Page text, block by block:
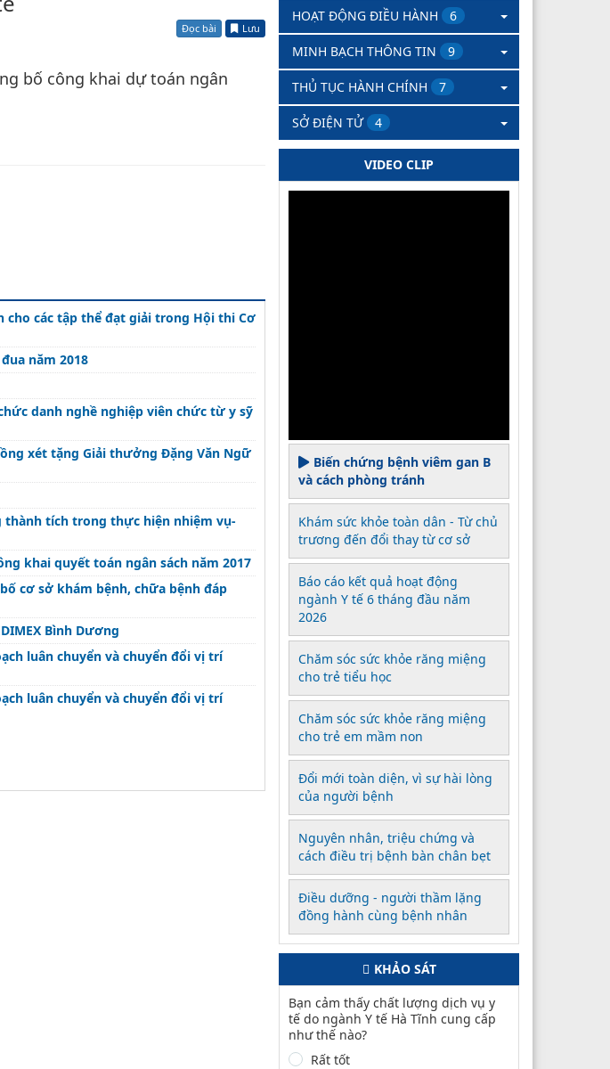
Đọc bài Lưu
bố công khai dự toán ngân
đạt giải trong Hội thi Cơ
năm 2018
danh nghề nghiệp viên chức từ y sỹ
xét tặng Giải thưởng Đặng Văn Ngữ
thành tích trong thực hiện nhiệm vụ-
khai quyết toán ngân sách năm 2017
cơ sở khám bệnh, chữa bệnh đáp
Bình Dương
luân chuyển và chuyển đổi vị trí
luân chuyển và chuyển đổi vị trí
HOẠT ĐỘNG ĐIỀU HÀNH 6
MINH BẠCH THÔNG TIN 9
THỦ TỤC HÀNH CHÍNH 7
SỞ ĐIỆN TỬ 4
VIDEO CLIP
Biến chứng bệnh viêm gan B
và cách phòng tránh
Khám sức khỏe toàn dân - Từ chủ
trương đến đổi thay từ cơ sở
Báo cáo kết quả hoạt động
ngành Y tế 6 tháng đầu năm
2026
Chăm sóc sức khỏe răng miệng
cho trẻ tiểu học
Chăm sóc sức khỏe răng miệng
cho trẻ em mầm non
Đổi mới toàn diện, vì sự hài lòng
của người bệnh
Nguyên nhân, triệu chứng và
cách điều trị bệnh bàn chân bẹt
Điều dưỡng - người thầm lặng
đồng hành cùng bệnh nhân
KHẢO SÁT
Bạn cảm thấy chất lượng dịch vụ y
tế do ngành Y tế Hà Tĩnh cung cấp
như thế nào?
Rất tốt